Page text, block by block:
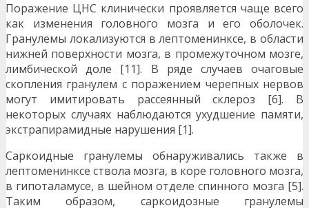
Поражение ЦНС клинически проявляется чаще всего
как изменения головного мозга и его оболочек.
Гранулемы локализуются в лептоменинксе, в области
нижней поверхности мозга, в промежуточном мозге,
лимбической доле [11]. В ряде случаев очаговые
скопления гранулем с по­ражением черепных нервов
могут имитировать рассеянный склероз [6]. В
некоторых случаях наблюдаются ухудшение памяти,
экстрапирамидные нарушения [1].
Саркоидные гранулемы обнаруживались также в
лептоменинксе ствола мозга, в коре го­ловного мозга,
в гипоталамусе, в шейном отделе спинного мозга [5].
Таким образом, саркоидозные гранулемы